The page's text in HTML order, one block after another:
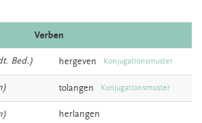
Verben
Bed.) hergeven Konjugationsmuster
tolangen Konjugationsmuster
herlangen